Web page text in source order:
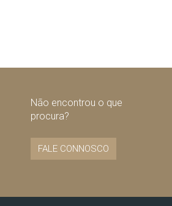
Não encontrou o que
procura?
FALE CONNOSCO